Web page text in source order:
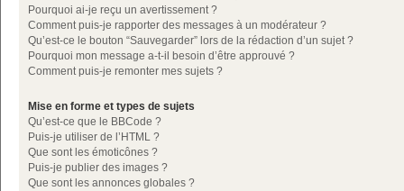
Pourquoi ai-je reçu un avertissement ?
Comment puis-je rapporter des messages à un modérateur ?
Qu’est-ce le bouton “Sauvegarder” lors de la rédaction d’un sujet ?
Pourquoi mon message a-t-il besoin d’être approuvé ?
Comment puis-je remonter mes sujets ?
Mise en forme et types de sujets
Qu’est-ce que le BBCode ?
Puis-je utiliser de l’HTML ?
Que sont les émoticônes ?
Puis-je publier des images ?
Que sont les annonces globales ?